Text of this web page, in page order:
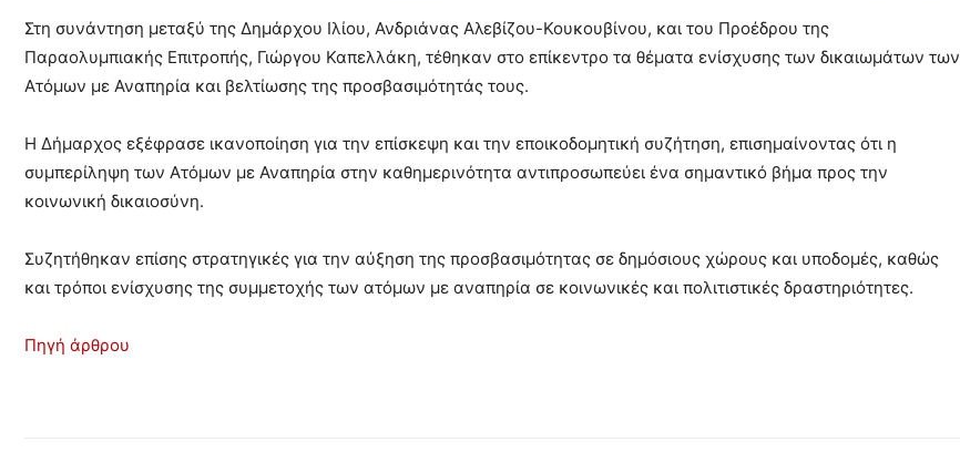
Στη συνάντηση μεταξύ της Δημάρχου Ιλίου, Ανδριάνας Αλεβίζου-Κουκουβίνου, και του Προέδρου της
Παραολυμπιακής Επιτροπής, Γιώργου Καπελλάκη, τέθηκαν στο επίκεντρο τα θέματα ενίσχυσης των δικαιωμάτων των
Ατόμων με Αναπηρία και βελτίωσης της προσβασιμότητάς τους.
Η Δήμαρχος εξέφρασε ικανοποίηση για την επίσκεψη και την εποικοδομητική συζήτηση, επισημαίνοντας ότι η
συμπερίληψη των Ατόμων με Αναπηρία στην καθημερινότητα αντιπροσωπεύει ένα σημαντικό βήμα προς την
κοινωνική δικαιοσύνη.
Συζητήθηκαν επίσης στρατηγικές για την αύξηση της προσβασιμότητας σε δημόσιους χώρους και υποδομές, καθώς
και τρόποι ενίσχυσης της συμμετοχής των ατόμων με αναπηρία σε κοινωνικές και πολιτιστικές δραστηριότητες.
Πηγή άρθρου